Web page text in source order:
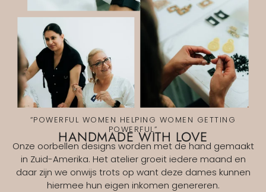
“POWERFUL WOMEN HELPING WOMEN GETTING
POWERFUL”
HANDMADE WITH LOVE
Onze oorbellen designs worden met de hand gemaakt
in Zuid-Amerika. Het atelier groeit iedere maand en
daar zijn we onwijs trots op want deze dames kunnen
hiermee hun eigen inkomen genereren.